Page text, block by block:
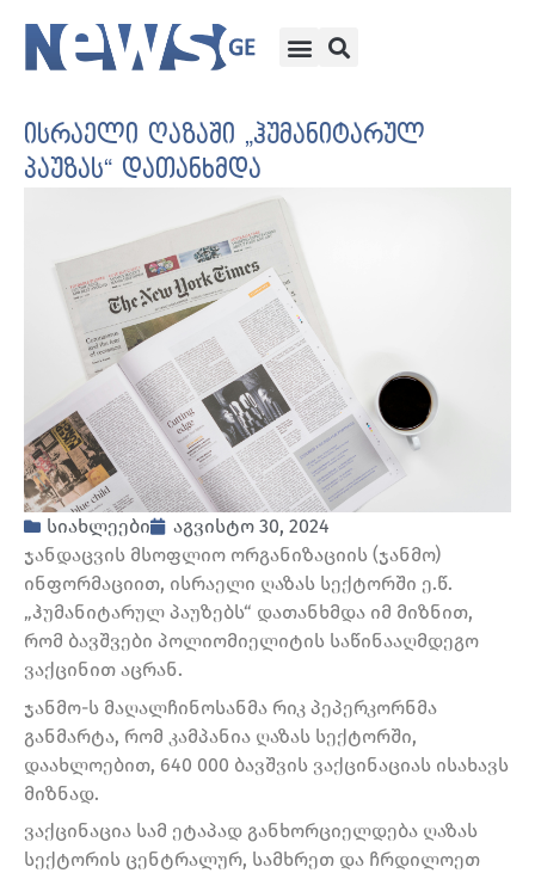
ისრაელი ღაზაში „ჰუმანიტარულ
პაუზას“ დათანხმდა
სიახლეები
აგვისტო 30, 2024
ჯანდაცვის მსოფლიო ორგანიზაციის (ჯანმო)
ინფორმაციით, ისრაელი ღაზას სექტორში ე.წ.
„ჰუმანიტარულ პაუზებს“ დათანხმდა იმ მიზნით,
რომ ბავშვები პოლიომიელიტის საწინააღმდეგო
ვაქცინით აცრან.
ჯანმო-ს მაღალჩინოსანმა რიკ პეპერკორნმა
განმარტა, რომ კამპანია ღაზას სექტორში,
დაახლოებით, 640 000 ბავშვის ვაქცინაციას ისახავს
მიზნად.
ვაქცინაცია სამ ეტაპად განხორციელდება ღაზას
სექტორის ცენტრალურ, სამხრეთ და ჩრდილოეთ